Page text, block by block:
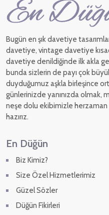
Bugün en şık davetiye
davetiye, vintage davetiye
davetiye denildiğinde ilk akla
bunda sizlerin de payı çok
duyduğumuz aşkla birleşince
günlerinizde yanınızda olmak,
neşe dolu ekibimizle
hazırız.
En Düğün
Biz Kimiz?
Size Özel Hizmetlerimiz
Güzel Sözler
Düğün Fikirleri